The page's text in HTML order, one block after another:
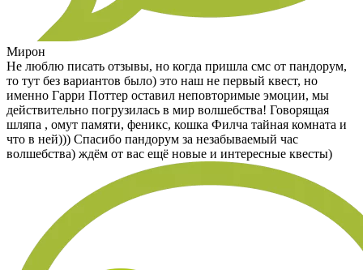
Мирон
Не люблю писать отзывы, но когда пришла смс от пандорум,
то тут без вариантов было) это наш не первый квест, но
именно Гарри Поттер оставил неповторимые эмоции, мы
действительно погрузилась в мир волшебства! Говорящая
шляпа , омут памяти, феникс, кошка Филча тайная комната и
что в ней))) Спасибо пандорум за незабываемый час
волшебства) ждём от вас ещё новые и интересные квесты)